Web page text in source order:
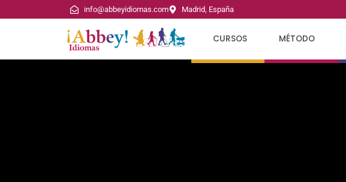
info@abbeyidiomas.com Madrid, España
CURSOS MÉTODO